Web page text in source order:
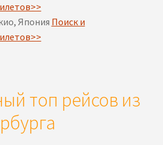
Япония Поиск и
топ рейсов из